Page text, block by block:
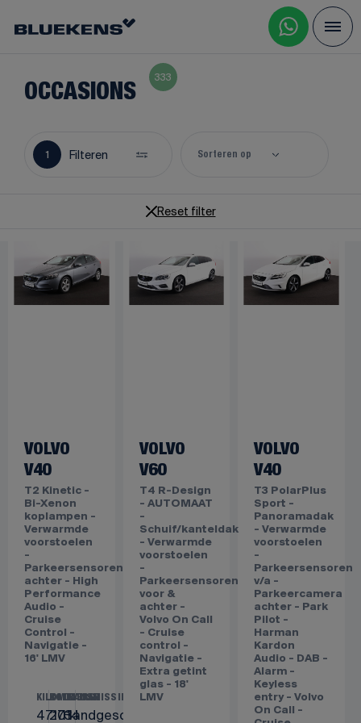
OCCASIONS
333
1 Filteren Sorteren op
Reset filter
VOLVO
V40
T2 Kinetic -
Bi-Xenon
koplampen -
Verwarmde
voorstoelen
-
Parkeersensoren
achter - High
Performance
Audio -
Cruise
Control -
Navigatie -
16' LMV
KILOMETERS
47173
BOUWJAAR
2014
TRANSMISSIE
Handgeschakeld
VOLVO
V60
T4 R-Design
- AUTOMAAT
-
Schuif/kanteldak
- Verwarmde
voorstoelen
-
Parkeersensoren
voor &
achter -
Volvo On Call
- Cruise
control -
Navigatie -
Extra getint
glas - 18'
LMV
VOLVO
V40
T3 PolarPlus
Sport -
Panoramadak
- Verwarmde
voorstoelen
-
Parkeersensoren
v/a -
Parkeercamera
achter - Park
Pilot -
Harman
Kardon
Audio - DAB -
Alarm -
Keyless
entry - Volvo
On Call -